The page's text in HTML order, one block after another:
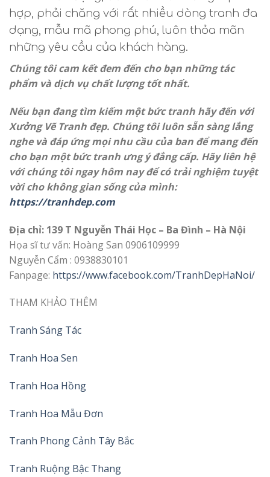
hợp, phải chăng với rất nhiều dòng tranh đa
dạng, mẫu mã phong phú, luôn thỏa mãn
những yêu cầu của khách hàng.
Chúng tôi cam kết đem đến cho bạn những tác
phẩm và dịch vụ chất lượng tốt nhất.
Nếu bạn đang tìm kiếm một bức tranh hãy đến với
Xưởng Vẽ Tranh đẹp. Chúng tôi luôn sẵn sàng lắng
nghe và đáp ứng mọi nhu cầu của ban để mang đến
cho bạn một bức tranh ưng ý đẳng cấp. Hãy liên hệ
với chúng tôi ngay hôm nay để có trải nghiệm tuyệt
vời cho không gian sống của mình:
https://tranhdep.com
Địa chỉ: 139 T Nguyễn Thái Học – Ba Đình – Hà Nội
Họa sĩ tư vấn: Hoàng San 0906109999
Nguyễn Cẩm : 0938830101
Fanpage: https://www.facebook.com/TranhDepHaNoi/
THAM KHẢO THÊM
Tranh Sáng Tác
Tranh Hoa Sen
Tranh Hoa Hồng
Tranh Hoa Mẫu Đơn
Tranh Phong Cảnh Tây Bắc
Tranh Ruộng Bậc Thang